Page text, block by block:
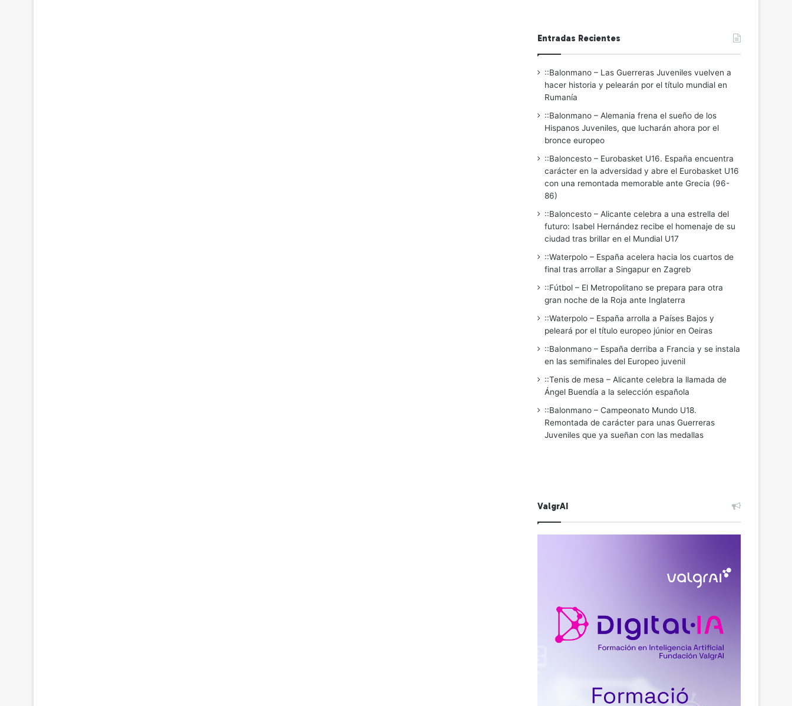
Entradas Recientes
::Balonmano – Las Guerreras Juveniles vuelven a
hacer historia y pelearán por el título mundial en
Rumanía
::Balonmano – Alemania frena el sueño de los
Hispanos Juveniles, que lucharán ahora por el
bronce europeo
::Baloncesto – Eurobasket U16. España encuentra
carácter en la adversidad y abre el Eurobasket U16
con una remontada memorable ante Grecia (96-
86)
::Baloncesto – Alicante celebra a una estrella del
futuro: Isabel Hernández recibe el homenaje de su
ciudad tras brillar en el Mundial U17
::Waterpolo – España acelera hacia los cuartos de
final tras arrollar a Singapur en Zagreb
::Fútbol – El Metropolitano se prepara para otra
gran noche de la Roja ante Inglaterra
::Waterpolo – España arrolla a Países Bajos y
peleará por el título europeo júnior en Oeiras
::Balonmano – España derriba a Francia y se instala
en las semifinales del Europeo juvenil
::Tenis de mesa – Alicante celebra la llamada de
Ángel Buendía a la selección española
::Balonmano – Campeonato Mundo U18.
Remontada de carácter para unas Guerreras
Juveniles que ya sueñan con las medallas
ValgrAI